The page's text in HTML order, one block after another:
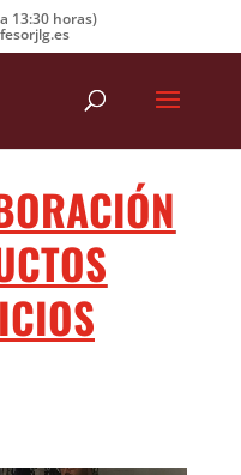
13:30 horas)